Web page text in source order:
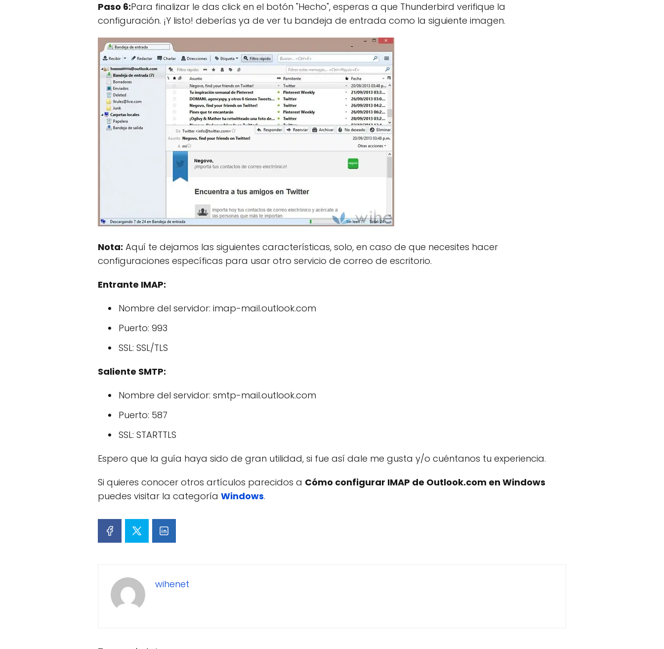
Paso 6:Para finalizar le das click en el botón "Hecho", esperas a que Thunderbird verifique la
configuración. ¡Y listo! deberías ya de ver tu bandeja de entrada como la siguiente imagen.
Nota: Aquí te dejamos las siguientes características, solo, en caso de que necesites hacer
configuraciones específicas para usar otro servicio de correo de escritorio.
Entrante IMAP:
Nombre del servidor: imap-mail.outlook.com
Puerto: 993
SSL: SSL/TLS
Saliente SMTP:
Nombre del servidor: smtp-mail.outlook.com
Puerto: 587
SSL: STARTTLS
Espero que la guía haya sido de gran utilidad, si fue así dale me gusta y/o cuéntanos tu experiencia.
Si quieres conocer otros artículos parecidos a Cómo configurar IMAP de Outlook.com en Windows
puedes visitar la categoría Windows.
wihenet